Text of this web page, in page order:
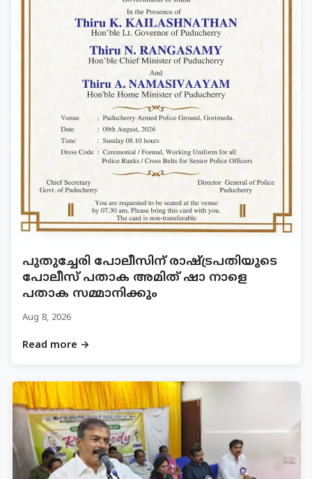
പുതുച്ചേരി പോലീസിന് രാഷ്ട്രപതിയുടെ
പോലീസ് പതാക അമിത് ഷാ നാളെ
പതാക സമ്മാനിക്കും
Aug 8, 2026
Read more →